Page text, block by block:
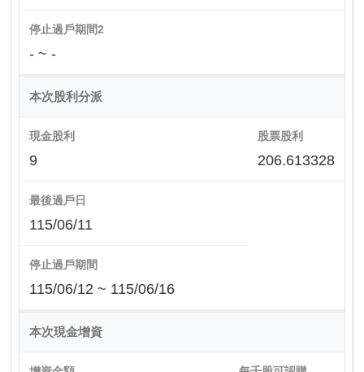
停止過戶期間2
- ~ -
本次股利分派
現金股利
9
股票股利
206.613328
最後過戶日
115/06/11
停止過戶期間
115/06/12 ~ 115/06/16
本次現金增資